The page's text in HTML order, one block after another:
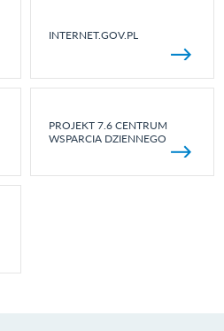
INTERNET.GOV.PL
PROJEKT 7.6 CENTRUM
WSPARCIA DZIENNEGO